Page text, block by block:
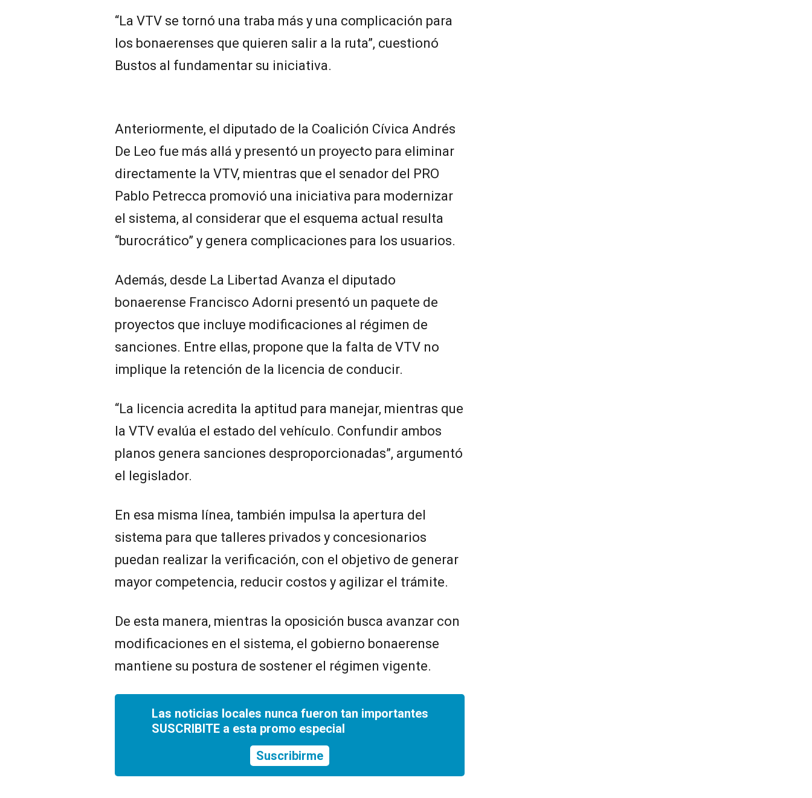
“La VTV se tornó una traba más y una complicación para
los bonaerenses que quieren salir a la ruta”, cuestionó
Bustos al fundamentar su iniciativa.
Anteriormente, el diputado de la Coalición Cívica Andrés
De Leo fue más allá y presentó un proyecto para eliminar
directamente la VTV, mientras que el senador del PRO
Pablo Petrecca promovió una iniciativa para modernizar
el sistema, al considerar que el esquema actual resulta
“burocrático” y genera complicaciones para los usuarios.
Además, desde La Libertad Avanza el diputado
bonaerense Francisco Adorni presentó un paquete de
proyectos que incluye modificaciones al régimen de
sanciones. Entre ellas, propone que la falta de VTV no
implique la retención de la licencia de conducir.
“La licencia acredita la aptitud para manejar, mientras que
la VTV evalúa el estado del vehículo. Confundir ambos
planos genera sanciones desproporcionadas”, argumentó
el legislador.
En esa misma línea, también impulsa la apertura del
sistema para que talleres privados y concesionarios
puedan realizar la verificación, con el objetivo de generar
mayor competencia, reducir costos y agilizar el trámite.
De esta manera, mientras la oposición busca avanzar con
modificaciones en el sistema, el gobierno bonaerense
mantiene su postura de sostener el régimen vigente.
Las noticias locales nunca fueron tan importantes
SUSCRIBITE a esta promo especial
Suscribirme